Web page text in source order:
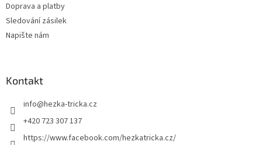
Doprava a platby
Sledování zásilek
Napište nám
Kontakt
info@hezka-tricka.cz
+420 723 307 137
https://www.facebook.com/hezkatricka.cz/